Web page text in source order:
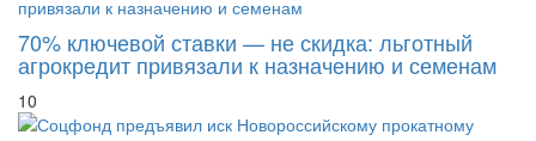
70% ключевой ставки — не скидка: льготный
агрокредит привязали к назначению и семенам
10